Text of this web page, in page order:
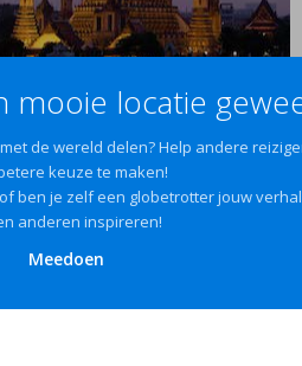
mooie locatie
de wereld delen? Help andere
keuze te maken!
ben je zelf een globetrotter jouw
anderen inspireren!
Meedoen